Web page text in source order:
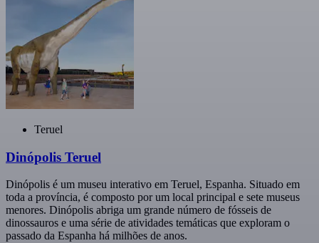
Teruel
Dinópolis Teruel
Dinópolis é um museu interativo em Teruel, Espanha. Situado em
toda a província, é composto por um local principal e sete museus
menores. Dinópolis abriga um grande número de fósseis de
dinossauros e uma série de atividades temáticas que exploram o
passado da Espanha há milhões de anos.